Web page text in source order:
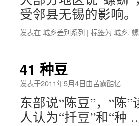
受邻县无锡的影响
发表在城乡差别系列 | 标签为 城乡,
41 种豆
发表于2011年5月4日由苦露酷亿
东部说“陈豆”，“陈
人认为“扦豆”和“种